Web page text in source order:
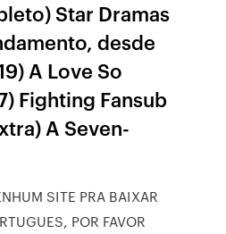
Star Dramas
desde
A Love So
Fighting Fansub
A Seven-
SITE PRA BAIXAR
POR FAVOR